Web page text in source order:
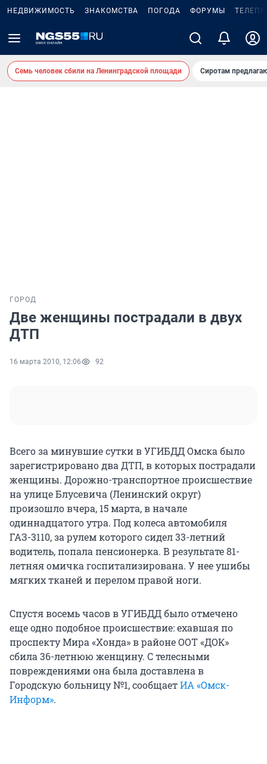
НЕДВИЖИМОСТЬ ЗНАКОМСТВА ПОГОДА ФОРУМЫ
Семь человек сбили на Ленинградской площади Сиротам
ГОРОД
Две женщины пострадали в двух
ДТП
16 марта 2010, 12:06 92
Всего за минувшие сутки в УГИБДД Омска было
зарегистрировано два ДТП, в которых пострадали
женщины. Дорожно-транспортное происшествие
на улице Блусевича (Ленинский округ)
произошло вчера, 15 марта, в начале
одиннадцатого утра. Под колеса автомобиля
ГАЗ-3110, за рулем которого сидел 33-летний
водитель, попала пенсионерка. В результате 81-
летняя омичка госпитализирована. У нее ушибы
мягких тканей и перелом правой ноги.
Спустя восемь часов в УГИБДД было отмечено
еще одно подобное происшествие: ехавшая по
проспекту Мира «Хонда» в районе ООТ «ДОК»
сбила 36-летнюю женщину. С телесными
повреждениями она была доставлена в
Городскую больницу №1, сообщаетИА «Омск-
Информ».